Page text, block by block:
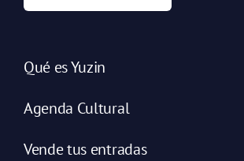
Qué es Yuzin
Agenda Cultural
Vende tus entradas